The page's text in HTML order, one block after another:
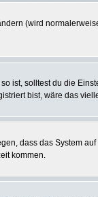
(wird
ist, solltest du die
bist, wäre das
dass das System
kommen.